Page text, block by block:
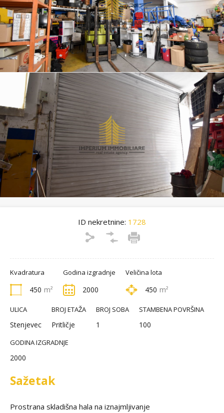
ID nekretnine: 1728
Kvadratura
450 m²
Godina izgradnje
2000
Veličina lota
450 m²
ULICA
Stenjevec
BROJ ETAŽA
Pritličje
BROJ SOBA
1
STAMBENA POVRŠINA
100
GODINA IZGRADNJE
2000
Sažetak
Prostrana skladišna hala na iznajmljivanje